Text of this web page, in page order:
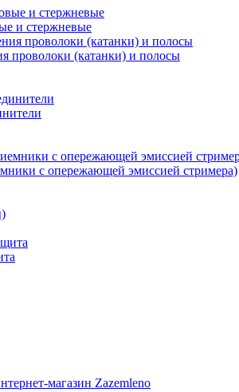
и стержневые
проволоки (катанки) и полосы
с опережающей эмиссией стримера)